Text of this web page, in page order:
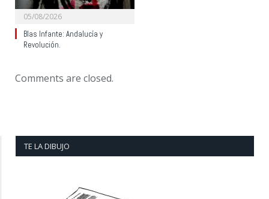
05/08/2026
Blas Infante: Andalucía y
Revolución.
Comments are closed.
TE LA DIBUJO